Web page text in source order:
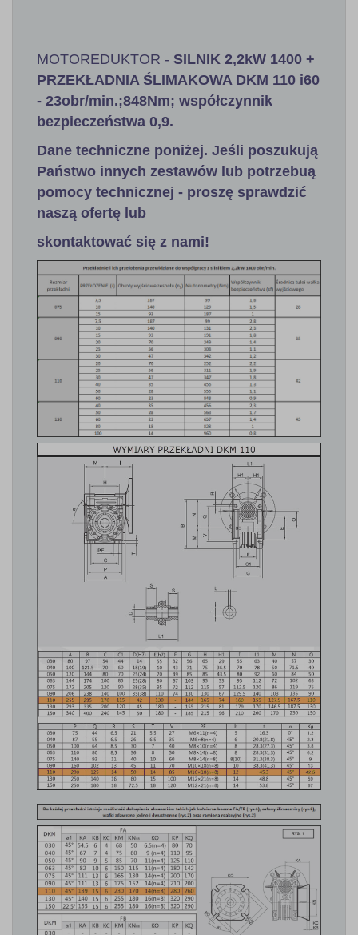
MOTOREDUKTOR - SILNIK 2,2kW 1400 +
PRZEKŁADNIA ŚLIMAKOWA DKM 110 i60
- 23obr/min.;848Nm; współczynnik
bezpieczeństwa 0,9.
Dane techniczne poniżej. Jeśli poszukują
Państwo innych zestawów lub potrzebuą
pomocy technicznej - proszę sprawdzić
naszą ofertę lub
skontaktować się z nami!